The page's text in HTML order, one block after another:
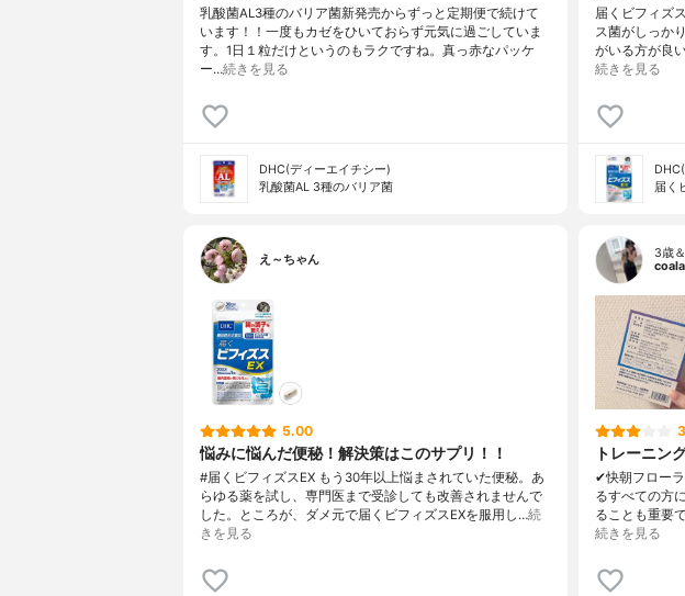
乳酸菌AL3種のバリア菌新発売からずっと定期便で続けて
います！！一度もカゼをひいておらず元気に過ごしていま
す。1日１粒だけというのもラクですね。真っ赤なパッケ
ー…続きを見る
DHC(ディーエイチシー)
乳酸菌AL 3種のバリア菌
届くビフィズ
ス菌がしっか
がいる方が良
続きを見る
届く
え～ちゃん
5.00
悩みに悩んだ便秘！解決策はこのサプリ！！
#届くビフィズスEX もう30年以上悩まされていた便秘。あ
らゆる薬を試し、専門医まで受診しても改善されませんで
した。ところが、ダメ元で届くビフィズスEXを服用し…続
きを見る
3歳
coala
トレーニン
✔︎快朝フロー
るすべての方
ることも重要
続きを見る